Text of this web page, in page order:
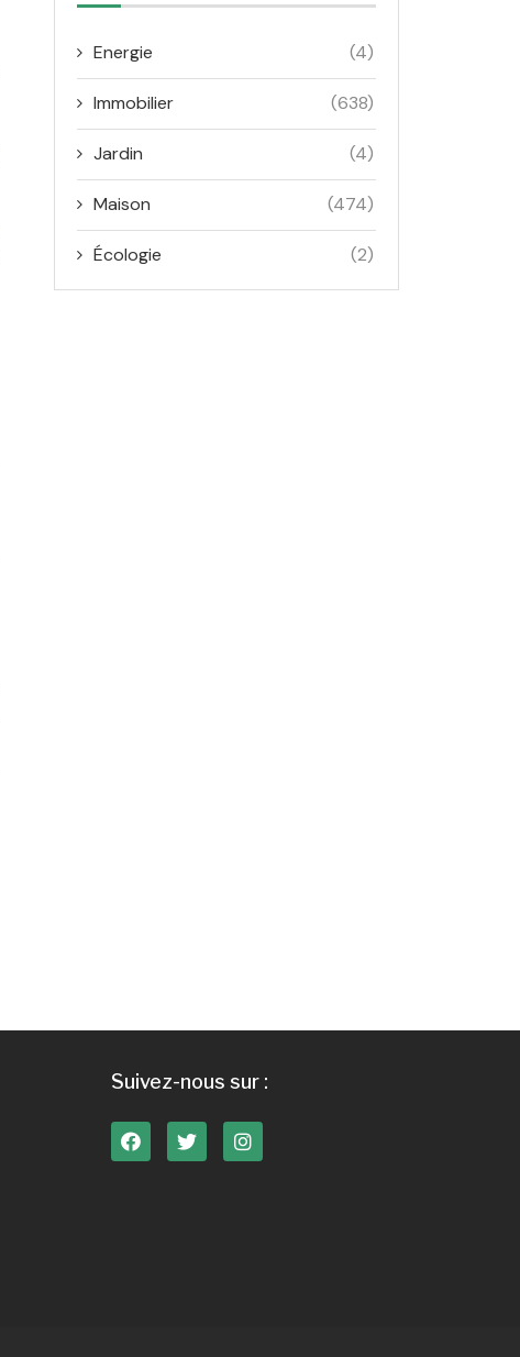
Energie (4)
Immobilier (638)
Jardin (4)
Maison (474)
Écologie (2)
Suivez-nous sur :